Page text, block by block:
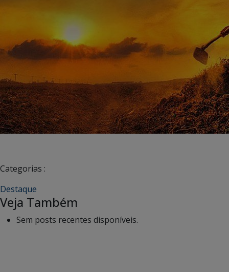
Categorias :
Destaque
Veja Também
Sem posts recentes disponíveis.